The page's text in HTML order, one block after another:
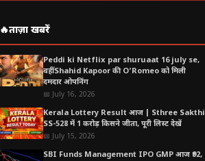
🔥ताज़ा खबरें
Peddi ki Netflix par shuruaat 16 july se,
वहीं Shahid Kapoor की O’Romeo को मिली
दमदार ओपनिंग
📅 July 16, 2026
Kerala Lottery Result आज | Sthree Sakthi
SS-528 में 1 करोड़ किसने जीता, पूरी लिस्ट देखें
📅 July 15, 2026
SBI Funds Management IPO GMP आज ₹92,